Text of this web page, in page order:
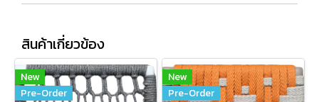
สินค้าเกี่ยวข้อง
New
Pre-Order
New
Pre-Order